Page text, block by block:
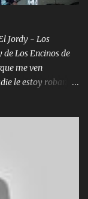
loquera y al
tristeza me
mi mente Ella era
Jordy - Los
Los Encinos de
me ven
le estoy robando
achacaba cargos